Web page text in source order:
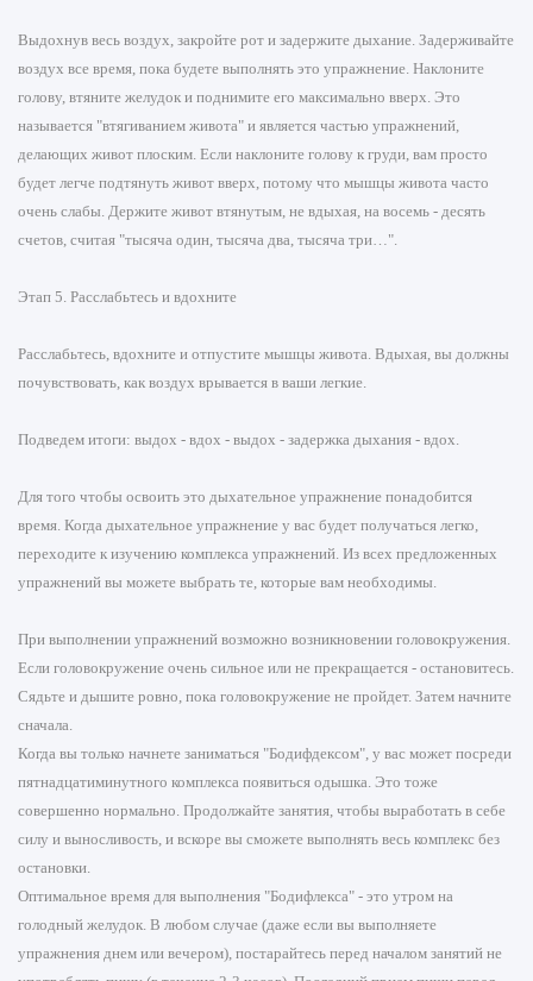
Выдохнув весь воздух, закройте рот и задержите дыхание. Задерживайте
воздух все время, пока будете выполнять это упражнение. Наклоните
голову, втяните желудок и поднимите его максимально вверх. Это
называется "втягиванием живота" и является частью упражнений,
делающих живот плоским. Если наклоните голову к груди, вам просто
будет легче подтянуть живот вверх, потому что мышцы живота часто
очень слабы. Держите живот втянутым, не вдыхая, на восемь - десять
счетов, считая "тысяча один, тысяча два, тысяча три…".
Этап 5. Расслабьтесь и вдохните
Расслабьтесь, вдохните и отпустите мышцы живота. Вдыхая, вы должны
почувствовать, как воздух врывается в ваши легкие.
Подведем итоги: выдох - вдох - выдох - задержка дыхания - вдох.
Для того чтобы освоить это дыхательное упражнение понадобится
время. Когда дыхательное упражнение у вас будет получаться легко,
переходите к изучению комплекса упражнений. Из всех предложенных
упражнений вы можете выбрать те, которые вам необходимы.
При выполнении упражнений возможно возникновении головокружения.
Если головокружение очень сильное или не прекращается - остановитесь.
Сядьте и дышите ровно, пока головокружение не пройдет. Затем начните
сначала.
Когда вы только начнете заниматься "Бодифдексом", у вас может посреди
пятнадцатиминутного комплекса появиться одышка. Это тоже
совершенно нормально. Продолжайте занятия, чтобы выработать в себе
силу и выносливость, и вскоре вы сможете выполнять весь комплекс без
остановки.
Оптимальное время для выполнения "Бодифлекса" - это утром на
голодный желудок. В любом случае (даже если вы выполняете
упражнения днем или вечером), постарайтесь перед началом занятий не